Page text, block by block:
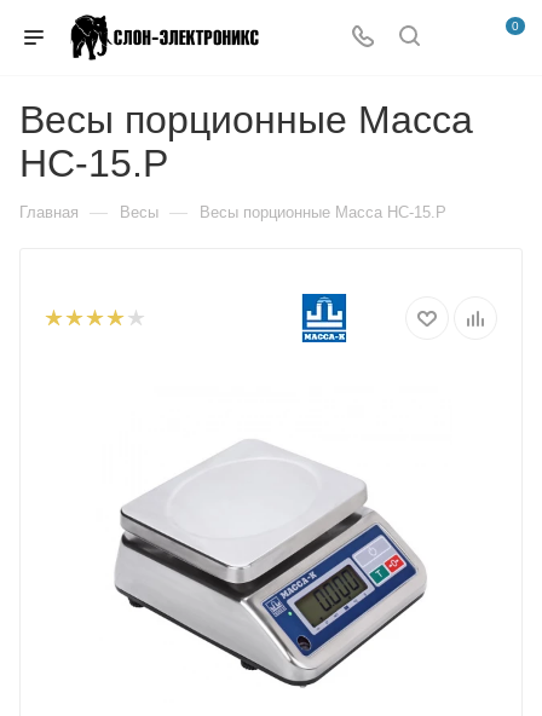
0
Весы порционные Масса
НС-15.Р
Главная — Весы — Весы порционные Масса НС-15.Р